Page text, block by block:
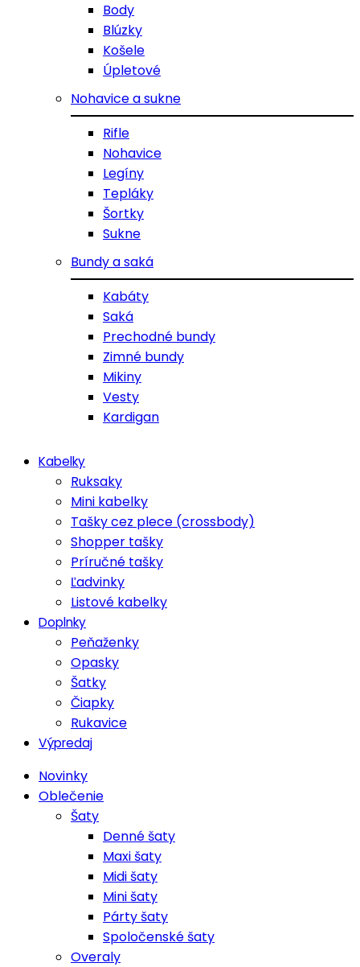
Body
Blúzky
Košele
Úpletové
Nohavice a sukne
Rifle
Nohavice
Legíny
Tepláky
Šortky
Sukne
Bundy a saká
Kabáty
Saká
Prechodné bundy
Zimné bundy
Mikiny
Vesty
Kardigan
Kabelky
Ruksaky
Mini kabelky
Tašky cez plece (crossbody)
Shopper tašky
Príručné tašky
Ľadvinky
Listové kabelky
Doplnky
Peňaženky
Opasky
Šatky
Čiapky
Rukavice
Výpredaj
Novinky
Oblečenie
Šaty
Denné šaty
Maxi šaty
Midi šaty
Mini šaty
Párty šaty
Spoločenské šaty
Overaly